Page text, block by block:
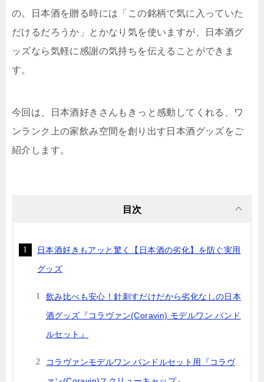
の。日本酒を贈る時には「この銘柄で気に入っていた
だけるだろうか」とかなり気を使いますが、日本酒グ
ッズなら気軽に感謝の気持ちを伝えることができま
す。
今回は、日本酒好きさんもきっと感動してくれる、ワ
ンランク上の家飲み空間を創り出す日本酒グッズをご
紹介します。
目次
日本酒好きもアッと驚く【日本酒の劣化】を防ぐ実用
グッズ
飲み比べも安心！針刺すだけだから劣化なしの日本
酒グッズ『コラヴァン(Coravin) モデルワン バンド
ルセット』
コラヴァンモデルワン バンドルセット用『コラヴ